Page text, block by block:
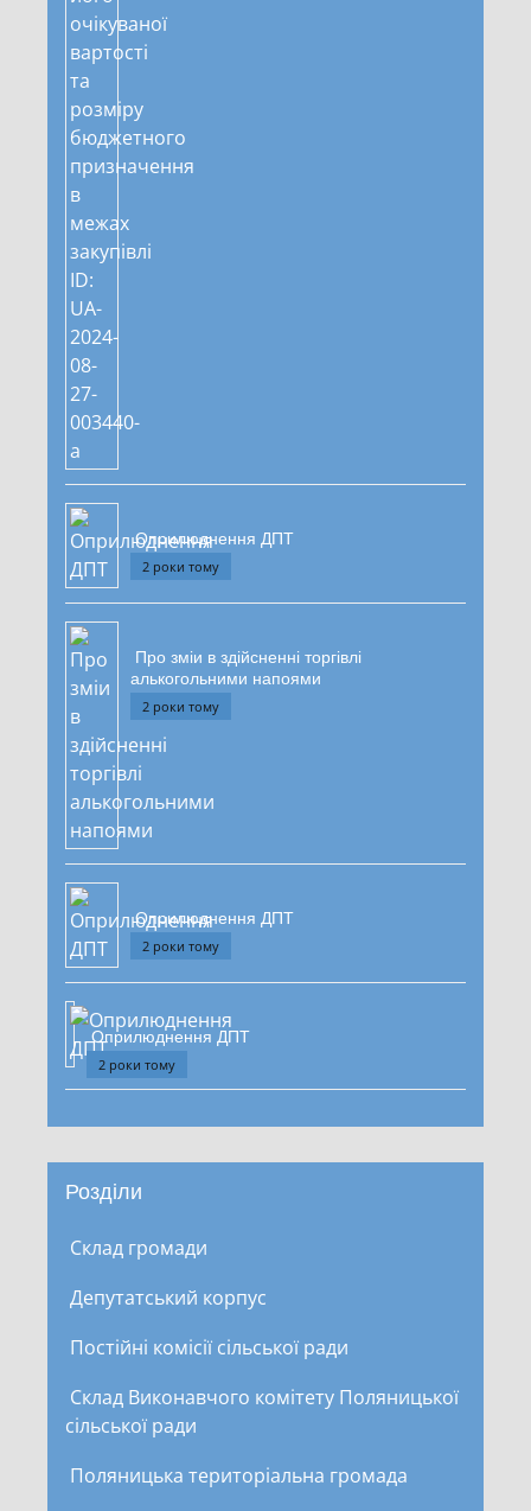
Оприлюднення ДПТ
2 роки тому
Про зміи в здійсненні торгівлі
алькогольними напоями
2 роки тому
Оприлюднення ДПТ
2 роки тому
Оприлюднення ДПТ
2 роки тому
Розділи
Склад громади
Депутатський корпус
Постійні комісії сільської ради
Склад Виконавчого комітету Поляницької
сільської ради
Поляницька територіальна громада